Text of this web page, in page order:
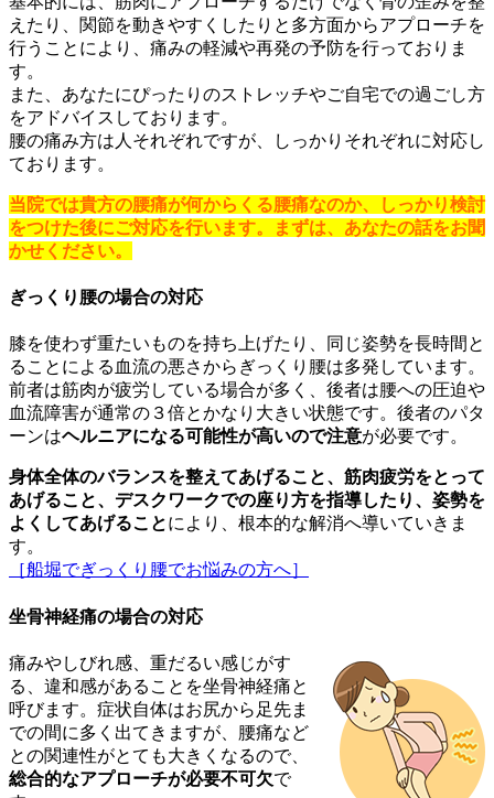
えたり、関節を動きやすくしたりと多方面からアプローチを
行うことにより、痛みの軽減や再発の予防を行っておりま
す。
また、あなたにぴったりのストレッチやご自宅での過ごし方
をアドバイスしております。
腰の痛み方は人それぞれですが、しっかりそれぞれに対応し
ております。
当院では貴方の腰痛が何からくる腰痛なのか、しっかり検討
をつけた後にご対応を行います。まずは、あなたの話をお聞
かせください。
ぎっくり腰の場合の対応
膝を使わず重たいものを持ち上げたり、同じ姿勢を長時間と
ることによる血流の悪さからぎっくり腰は多発しています。
前者は筋肉が疲労している場合が多く、後者は腰への圧迫や
血流障害が通常の３倍とかなり大きい状態です。後者のパタ
ーンはヘルニアになる可能性が高いので注意が必要です。
身体全体のバランスを整えてあげること、筋肉疲労をとって
あげること、デスクワークでの座り方を指導したり、姿勢を
よくしてあげることにより、根本的な解消へ導いていきま
す。
［船堀でぎっくり腰でお悩みの方へ］
坐骨神経痛の場合の対応
痛みやしびれ感、重だるい感じがす
る、違和感があることを坐骨神経痛と
呼びます。症状自体はお尻から足先ま
での間に多く出てきますが、腰痛など
との関連性がとても大きくなるので、
総合的なアプローチが必要不可欠で